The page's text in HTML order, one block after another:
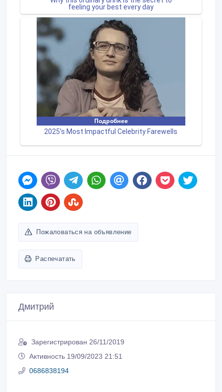
Пожаловаться на объявление
Распечатать
Дмитрий
Зарегистрирован 26/11/2019
Активность 19/09/2023 21:51
0686838194